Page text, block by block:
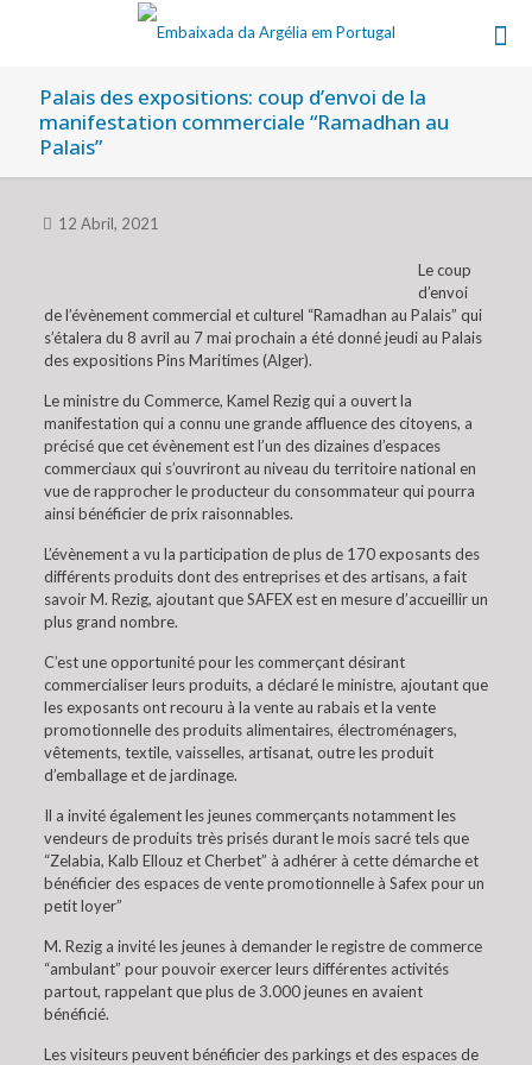
Palais des expositions: coup d’envoi de la
manifestation commerciale “Ramadhan au
Palais”
12 Abril, 2021
Le coup
d’envoi
de l’évènement commercial et culturel “Ramadhan au Palais” qui
s’étalera du 8 avril au 7 mai prochain a été donné jeudi au Palais
des expositions Pins Maritimes (Alger).
Le ministre du Commerce, Kamel Rezig qui a ouvert la
manifestation qui a connu une grande affluence des citoyens, a
précisé que cet évènement est l’un des dizaines d’espaces
commerciaux qui s’ouvriront au niveau du territoire national en
vue de rapprocher le producteur du consommateur qui pourra
ainsi bénéficier de prix raisonnables.
L’évènement a vu la participation de plus de 170 exposants des
différents produits dont des entreprises et des artisans, a fait
savoir M. Rezig, ajoutant que SAFEX est en mesure d’accueillir un
plus grand nombre.
C’est une opportunité pour les commerçant désirant
commercialiser leurs produits, a déclaré le ministre, ajoutant que
les exposants ont recouru à la vente au rabais et la vente
promotionnelle des produits alimentaires, électroménagers,
vêtements, textile, vaisselles, artisanat, outre les produit
d’emballage et de jardinage.
Il a invité également les jeunes commerçants notamment les
vendeurs de produits très prisés durant le mois sacré tels que
“Zelabia, Kalb Ellouz et Cherbet” à adhérer à cette démarche et
bénéficier des espaces de vente promotionnelle à Safex pour un
petit loyer”
M. Rezig a invité les jeunes à demander le registre de commerce
“ambulant” pour pouvoir exercer leurs différentes activités
partout, rappelant que plus de 3.000 jeunes en avaient
bénéficié.
Les visiteurs peuvent bénéficier des parkings et des espaces de